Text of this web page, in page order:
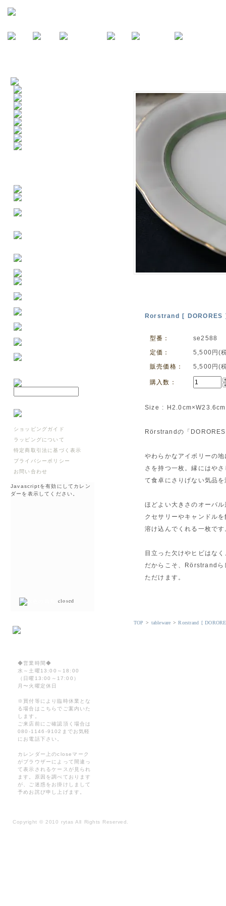
Rorstrand [ DORORES
型番：
se2588
定価：
5,500円(
販売価格：
5,500円(
購入数：
Size :
Rörstrandの「
やわらかなアイボリーの
さを持つ一枚。縁にはや
て食卓にさりげない気品
ほどよい大きさのオーバ
クセサリーやキャンドル
溶け込んでくれる一枚です
目立った欠けやヒビはな
だからこそ、Rörstrandら
ただけます。
TOP > tableware >Rorstrand [
ショッピングガイド
ラッピングについて
特定商取引法に基づく表示
プライバシーポリシー
お問い合わせ
Javascriptを有効にしてカレン
ダーを表示してください。
closed
◆営業時間◆
水～土曜13:00～18:00
（日曜13:00～17:00）
月〜火曜定休日
※買付等により臨時休業とな
る場合はこちらでご案内いた
します。
ご来店前にご確認頂く場合は
080-1146-9102までお気軽
にお電話下さい。
カレンダー上のcloseマーク
がブラウザーによって間違っ
て表示されるケースが見られ
ます。原因を調べております
が、ご迷惑をお掛けしまして
予めお詫び申し上げます。
Copyright© 2010 rytas All Rights Reserved.